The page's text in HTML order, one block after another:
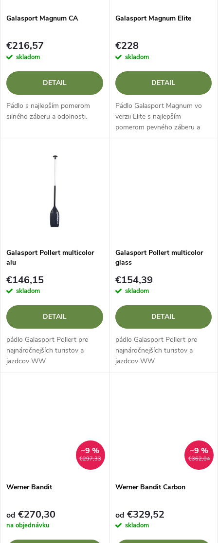
e
p
r
o
d
v
s
p
r
o
d
u
Galasport Magnum CA
€216,57
skladom
DETAIL
Pádlo s najlepším pomerom
silného záberu a odolnosti.
Galasport Magnum Elite
€228
skladom
DETAIL
Pádlo Galasport Magnum vo
verzii Elite s najlepším
pomerom pevného záberu a
odolnosti.
Galasport Pollert multicolor
alu
€146,15
skladom
DETAIL
pádlo Galasport Pollert pre
najnáročnejších turistov a
jazdcov WW
Galasport Pollert multicolor
glass
€154,39
skladom
DETAIL
pádlo Galasport Pollert pre
najnáročnejších turistov a
jazdcov WW
€297,33
–9 %
Werner Bandit
od €270,30
na objednávku
€362,04
–9 %
Werner Bandit Carbon
od €329,52
skladom